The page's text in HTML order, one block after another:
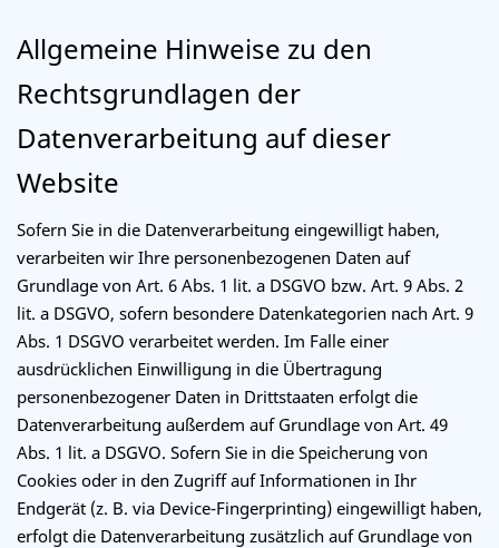
Allgemeine Hinweise zu den
Rechtsgrundlagen der
Datenverarbeitung auf dieser
Website
Sofern Sie in die Datenverarbeitung eingewilligt haben,
verarbeiten wir Ihre personenbezogenen Daten auf
Grundlage von Art. 6 Abs. 1 lit. a DSGVO bzw. Art. 9 Abs. 2
lit. a DSGVO, sofern besondere Datenkategorien nach Art. 9
Abs. 1 DSGVO verarbeitet werden. Im Falle einer
ausdrücklichen Einwilligung in die Übertragung
personenbezogener Daten in Drittstaaten erfolgt die
Datenverarbeitung außerdem auf Grundlage von Art. 49
Abs. 1 lit. a DSGVO. Sofern Sie in die Speicherung von
Cookies oder in den Zugriff auf Informationen in Ihr
Endgerät (z. B. via Device-Fingerprinting) eingewilligt haben,
erfolgt die Datenverarbeitung zusätzlich auf Grundlage von